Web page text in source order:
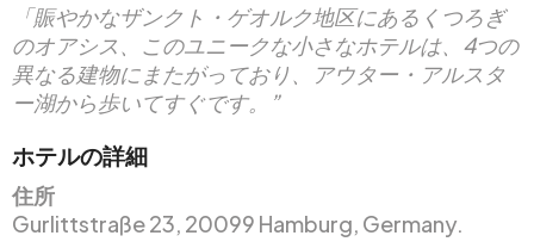
「賑やかなザンクト・ゲオルク地区にあるくつろぎ
のオアシス、このユニークな小さなホテルは、4つの
異なる建物にまたがっており、アウター・アルスタ
ー湖から歩いてすぐです。”
ホテルの詳細
住所
Gurlittstraße 23, 20099 Hamburg, Germany.